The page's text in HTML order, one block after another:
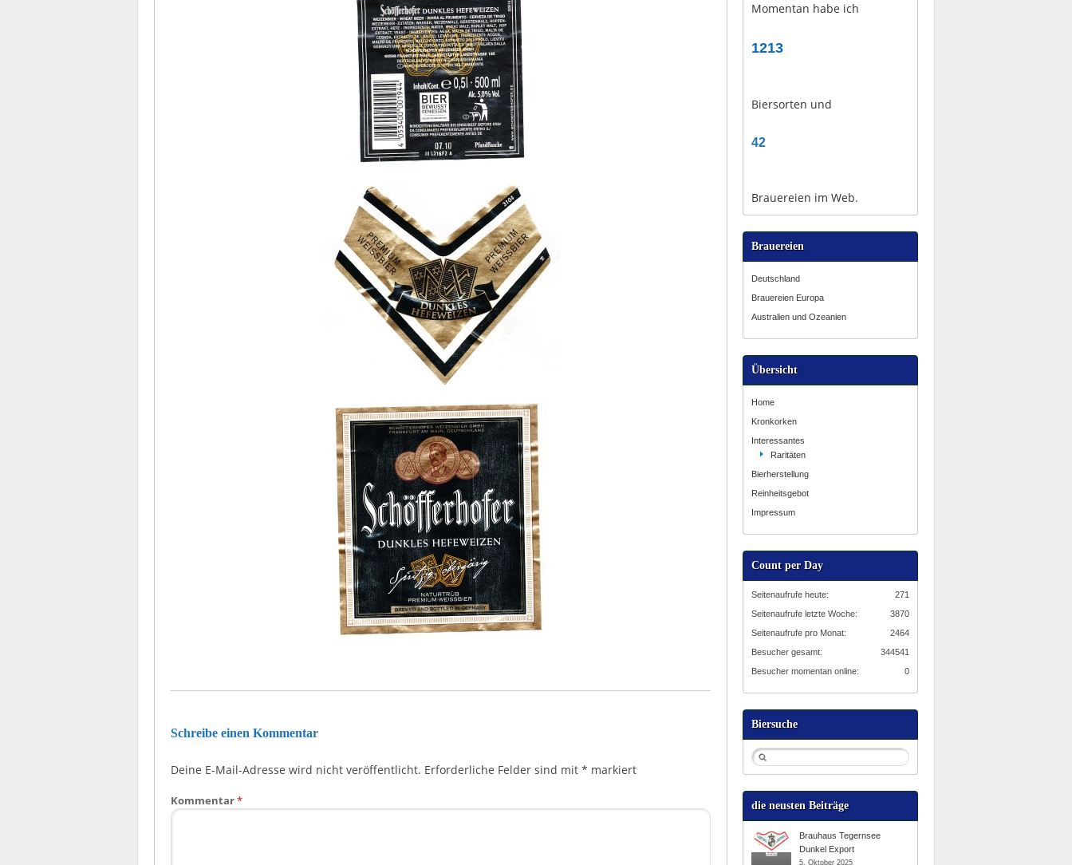
Schreibe einen Kommentar
Deine E-Mail-Adresse wird nicht veröffentlicht. Erforderliche Felder sind mit * markiert
Kommentar*
Momentan habe ich
1213
Biersorten und
42
Brauereien im Web.
Brauereien
Deutschland
Brauereien Europa
Australien und Ozeanien
Übersicht
Home
Kronkorken
Interessantes
Raritäten
Bierherstellung
Reinheitsgebot
Impressum
Count per Day
271
Seitenaufrufe heute:
3870
Seitenaufrufe letzte Woche:
2464
Seitenaufrufe pro Monat:
344541
Besucher gesamt:
0
Besucher momentan online:
Biersuche
die neusten Beiträge
Brauhaus Tegernsee
Dunkel Export
5. Oktober 2025